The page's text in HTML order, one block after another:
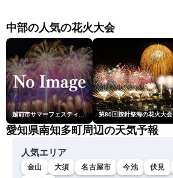
LiVEムーン・駒木結衣／本
田竜也〉
中部の人気の花火大会
越前市サマーフェスティバル花火大会 第80回按針祭海の花火大会
愛知県南知多町周辺の天気予報
人気エリア
金山 大須 名古屋市 今池 伏見